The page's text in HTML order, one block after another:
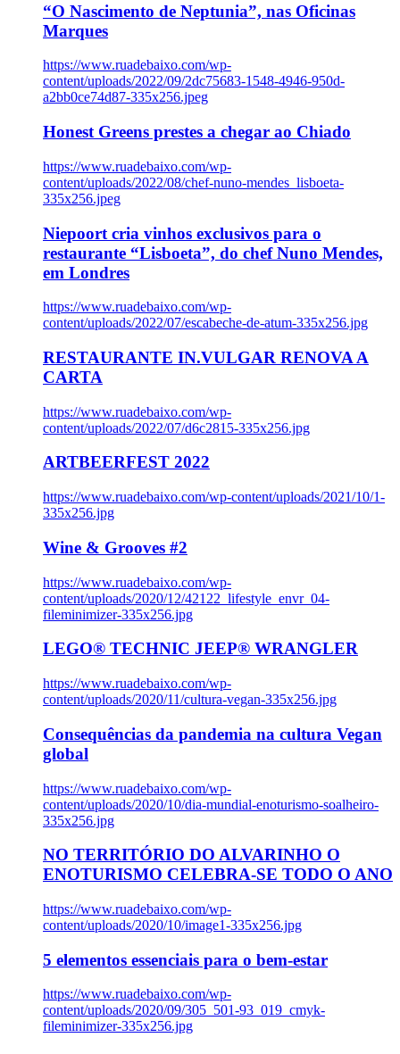
“O Nascimento de Neptunia”, nas Oficinas
Marques
https://www.ruadebaixo.com/wp-
content/uploads/2022/09/2dc75683-1548-4946-950d-
a2bb0ce74d87-335x256.jpeg
Honest Greens prestes a chegar ao Chiado
https://www.ruadebaixo.com/wp-
content/uploads/2022/08/chef-nuno-mendes_lisboeta-
335x256.jpeg
Niepoort cria vinhos exclusivos para o
restaurante “Lisboeta”, do chef Nuno Mendes,
em Londres
https://www.ruadebaixo.com/wp-
content/uploads/2022/07/escabeche-de-atum-335x256.jpg
RESTAURANTE IN.VULGAR RENOVA A
CARTA
https://www.ruadebaixo.com/wp-
content/uploads/2022/07/d6c2815-335x256.jpg
ARTBEERFEST 2022
https://www.ruadebaixo.com/wp-content/uploads/2021/10/1-
335x256.jpg
Wine & Grooves #2
https://www.ruadebaixo.com/wp-
content/uploads/2020/12/42122_lifestyle_envr_04-
fileminimizer-335x256.jpg
LEGO® TECHNIC JEEP® WRANGLER
https://www.ruadebaixo.com/wp-
content/uploads/2020/11/cultura-vegan-335x256.jpg
Consequências da pandemia na cultura Vegan
global
https://www.ruadebaixo.com/wp-
content/uploads/2020/10/dia-mundial-enoturismo-soalheiro-
335x256.jpg
NO TERRITÓRIO DO ALVARINHO O
ENOTURISMO CELEBRA-SE TODO O ANO
https://www.ruadebaixo.com/wp-
content/uploads/2020/10/image1-335x256.jpg
5 elementos essenciais para o bem-estar
https://www.ruadebaixo.com/wp-
content/uploads/2020/09/305_501-93_019_cmyk-
fileminimizer-335x256.jpg